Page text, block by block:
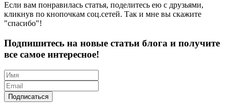
Если вам понравилась статья, поделитесь ею с друзьями,
кликнув по кнопочкам соц.сетей. Так и мне вы скажите
"спасибо"!
Подпишитесь на новые статьи блога и получите
все самое интересное!